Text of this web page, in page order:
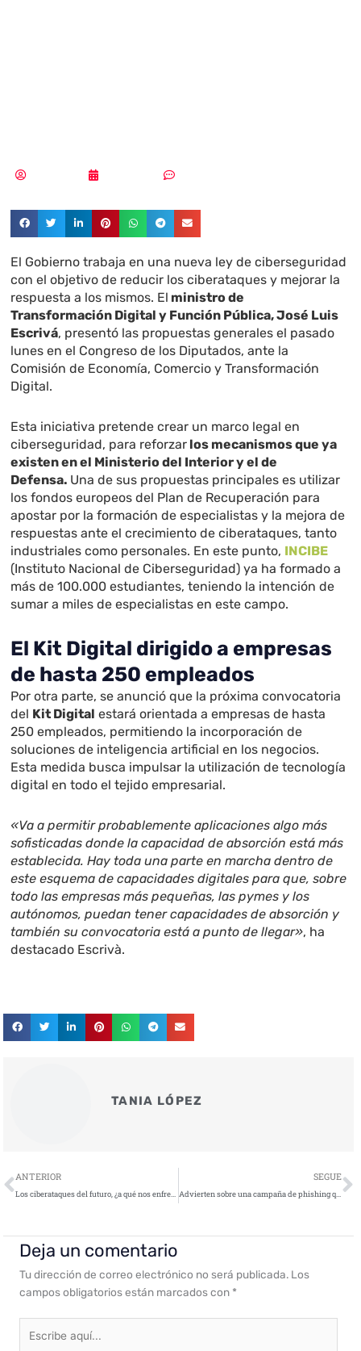
El Gobierno trabaja en una nueva ley de ciberseguridad
con el objetivo de reducir los ciberataques y mejorar la
respuesta a los mismos. El ministro de
Transformación Digital y Función Pública, José Luis
Escrivá, presentó las propuestas generales el pasado
lunes en el Congreso de los Diputados, ante la
Comisión de Economía, Comercio y Transformación
Digital.
Esta iniciativa pretende crear un marco legal en
ciberseguridad, para reforzar los mecanismos que ya
existen en el Ministerio del Interior y el de
Defensa. Una de sus propuestas principales es utilizar
los fondos europeos del Plan de Recuperación para
apostar por la formación de especialistas y la mejora de
respuestas ante el crecimiento de ciberataques, tanto
industriales como personales. En este punto, INCIBE
(Instituto Nacional de Ciberseguridad) ya ha formado a
más de 100.000 estudiantes, teniendo la intención de
sumar a miles de especialistas en este campo.
El Kit Digital dirigido a empresas
de hasta 250 empleados
Por otra parte, se anunció que la próxima convocatoria
del Kit Digital estará orientada a empresas de hasta
250 empleados, permitiendo la incorporación de
soluciones de inteligencia artificial en los negocios.
Esta medida busca impulsar la utilización de tecnología
digital en todo el tejido empresarial.
«Va a permitir probablemente aplicaciones algo más
sofisticadas donde la capacidad de absorción está más
establecida. Hay toda una parte en marcha dentro de
este esquema de capacidades digitales para que, sobre
todo las empresas más pequeñas, las pymes y los
autónomos, puedan tener capacidades de absorción y
también su convocatoria está a punto de llegar», ha
destacado Escrivà.
TANIA LÓPEZ
Ant
ANTERIOR
Los ciberataques del futuro, ¿a qué nos enfrentamos?
SEGUE
Advierten sobre una campaña de phishing que intenta suplantar a la Agencia Tributaria
Deja un comentario
Tu dirección de correo electrónico no será publicada. Los
campos obligatorios están marcados con *
aquí...